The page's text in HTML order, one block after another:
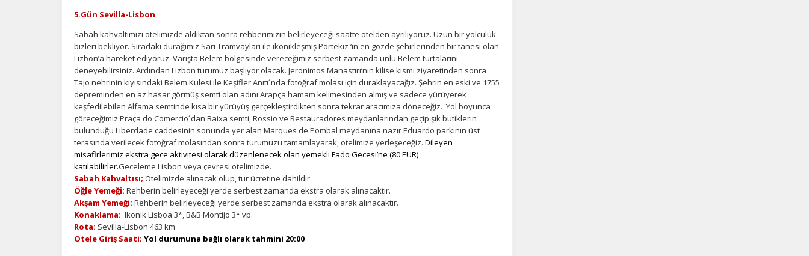
5.Gün Sevilla-Lisbon
Sabah kahvaltımızı otelimizde aldıktan sonra rehberimizin belirleyeceği saatte otelden ayrılıyoruz. Uzun bir yolculuk
bizleri bekliyor. Sıradaki durağımız Sarı Tramvayları ile ikonikleşmiş Portekiz ‘in en gözde şehirlerinden bir tanesi olan
Lizbon’a hareket ediyoruz. Varışta Belem bölgesinde vereceğimiz serbest zamanda ünlü Belem turtalarını
deneyebilirsiniz. Ardından Lizbon turumuz başlıyor olacak. Jeronimos Manastırı’nın kilise kısmı ziyaretinden sonra
Tajo nehrinin kıyısındaki Belem Kulesi ile Keşifler Anıtı´nda fotoğraf molası için duraklayacağız. Şehrin en eski ve 1755
depreminden en az hasar görmüş semti olan adını Arapça hamam kelimesinden almış ve sadece yürüyerek
keşfedilebilen Alfama semtinde kısa bir yürüyüş gerçekleştirdikten sonra tekrar aracımıza döneceğiz. Yol boyunca
göreceğimiz Praça do Comercio´dan Baixa semti, Rossio ve Restauradores meydanlarından geçip şık butiklerin
bulunduğu Liberdade caddesinin sonunda yer alan Marques de Pombal meydanına nazır Eduardo parkının üst
terasında verilecek fotoğraf molasından sonra turumuzu tamamlayarak, otelimize yerleşeceğiz. Dileyen
misafirlerimiz ekstra gece aktivitesi olarak düzenlenecek olan yemekli Fado Gecesi’ne (80 EUR)
katılabilirler.Geceleme Lisbon veya çevresi otelimizde.
Sabah Kahvaltısı; Otelimizde alınacak olup, tur ücretine dahildir.
Öğle Yemeği: Rehberin belirleyeceği yerde serbest zamanda ekstra olarak alınacaktır.
Akşam Yemeği: Rehberin belirleyeceği yerde serbest zamanda ekstra olarak alınacaktır.
Konaklama: Ikonik Lisboa 3*, B&B Montijo 3* vb.
Rota: Sevilla-Lisbon 463 km
Otele Giriş Saati; Yol durumuna bağlı olarak tahmini 20:00